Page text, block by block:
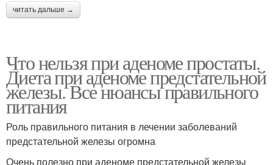
читать дальше →
Что нельзя при аденоме простаты.
Диета при аденоме предстательной
железы. Все нюансы правильного
питания
Роль правильного питания в лечении заболеваний
предстательной железы огромна
Очень полезно при аденоме предстательной железы